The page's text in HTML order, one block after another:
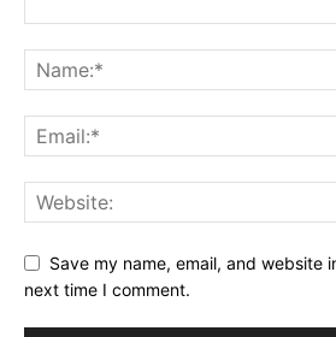
Save my name, email, and website
next time I comment.